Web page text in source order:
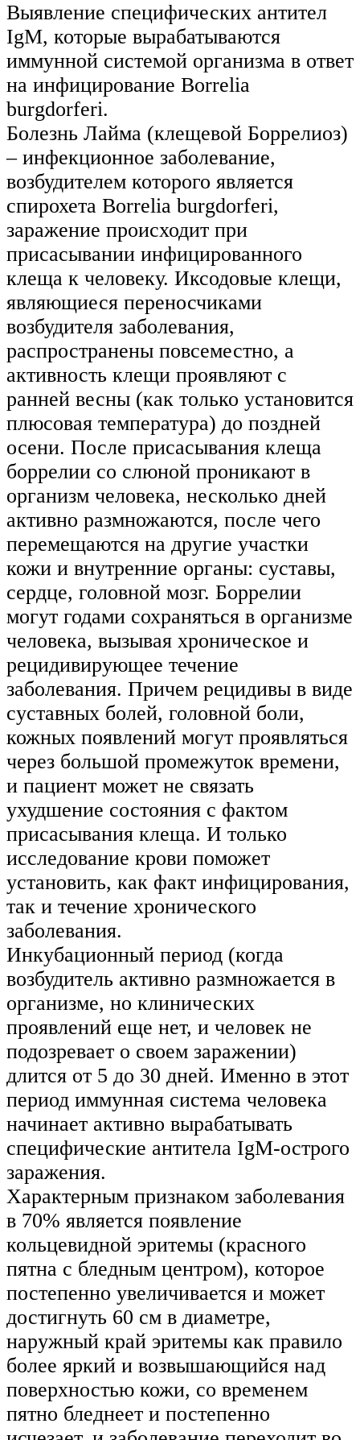
Выявление специфических антител
IgM, которые вырабатываются
иммунной системой организма в ответ
на инфицирование Borrelia
burgdorferi.
Болезнь Лайма (клещевой Боррелиоз)
– инфекционное заболевание,
возбудителем которого является
спирохета Borrelia burgdorferi,
заражение происходит при
присасывании инфицированного
клеща к человеку. Иксодовые клещи,
являющиеся переносчиками
возбудителя заболевания,
распространены повсеместно, а
активность клещи проявляют с
ранней весны (как только установится
плюсовая температура) до поздней
осени. После присасывания клеща
боррелии со слюной проникают в
организм человека, несколько дней
активно размножаются, после чего
перемещаются на другие участки
кожи и внутренние органы: суставы,
сердце, головной мозг. Боррелии
могут годами сохраняться в организме
человека, вызывая хроническое и
рецидивирующее течение
заболевания. Причем рецидивы в виде
суставных болей, головной боли,
кожных появлений могут проявляться
через большой промежуток времени,
и пациент может не связать
ухудшение состояния с фактом
присасывания клеща. И только
исследование крови поможет
установить, как факт инфицирования,
так и течение хронического
заболевания.
Инкубационный период (когда
возбудитель активно размножается в
организме, но клинических
проявлений еще нет, и человек не
подозревает о своем заражении)
длится от 5 до 30 дней. Именно в этот
период иммунная система человека
начинает активно вырабатывать
специфические антитела IgM-острого
заражения.
Характерным признаком заболевания
в 70% является появление
кольцевидной эритемы (красного
пятна с бледным центром), которое
постепенно увеличивается и может
достигнуть 60 см в диаметре,
наружный край эритемы как правило
более яркий и возвышающийся над
поверхностью кожи, со временем
пятно бледнеет и постепенно